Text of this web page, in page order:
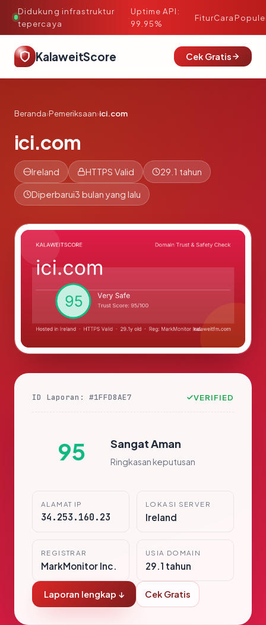
Didukung infrastruktur
tepercaya
·
Uptime API:
99.95%
FiturCara
KalaweitScore Cek Gratis
Beranda›Pemeriksaan›ici.com
ici.com
Ireland HTTPS Valid 29.1 tahun
Diperbarui3 bulan yang lalu
ID Laporan: #1FFD8AE7 VERIFIED
95 Sangat Aman
Ringkasan keputusan
ALAMAT IP
34.253.160.23
LOKASI SERVER
Ireland
REGISTRAR
MarkMonitor Inc.
USIA DOMAIN
29.1 tahun
Laporan lengkap ↓ Cek Gratis